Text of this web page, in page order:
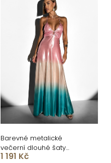
Barevné metalické
večerní dlouhé šaty
OLUSKA
1 191 Kč